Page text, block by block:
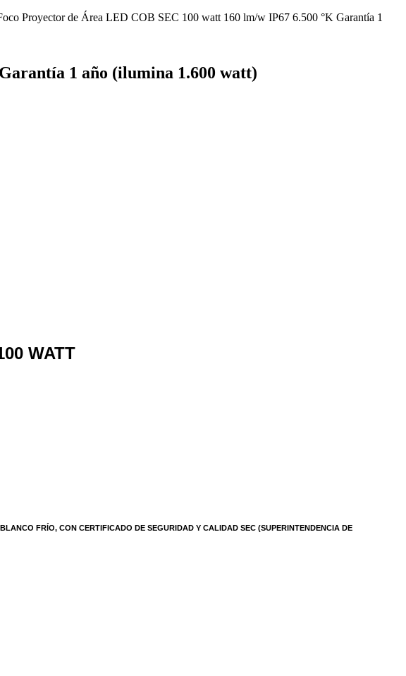
Proyector de Área LED COB SEC 100 watt 160 lm/w IP67 6.500 °K Garantía 1
1 año (ilumina 1.600 watt)
WATT
FRÍO, CON CERTIFICADO DE SEGURIDAD Y CALIDAD SEC (SUPERINTENDENCIA DE